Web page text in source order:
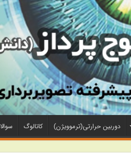
دوربین حرارتی(ترموویژن) کاتالوگ